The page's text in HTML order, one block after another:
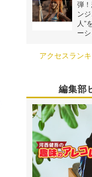
弾
ン
人”
ー
アクセスラン
編集部